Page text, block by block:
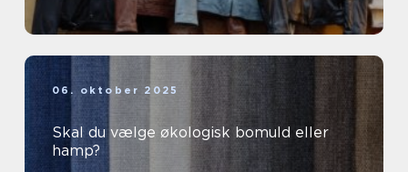
06. oktober 2025
Skal du vælge økologisk bomuld eller
hamp?